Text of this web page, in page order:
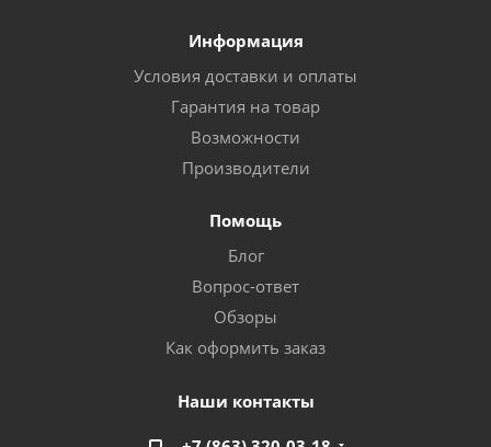
Информация
Условия доставки и оплаты
Гарантия на товар
Возможности
Производители
Помощь
Блог
Вопрос-ответ
Обзоры
Как оформить заказ
Наши контакты